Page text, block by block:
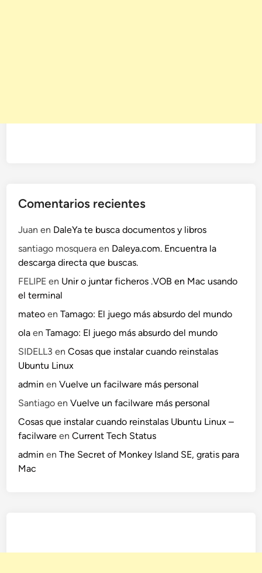
Comentarios recientes
Juan en DaleYa te busca documentos y libros
santiago mosquera en Daleya.com. Encuentra la
descarga directa que buscas.
FELIPE en Unir o juntar ficheros .VOB en Mac usando
el terminal
mateo enTamago: El juego más absurdo del mundo
ola enTamago: El juego más absurdo del mundo
SIDELL3 enCosas que instalar cuando reinstalas
Ubuntu Linux
admin enVuelve un facilware más personal
Santiago enVuelve un facilware más personal
Cosas que instalar cuando reinstalas Ubuntu Linux –
facilware enCurrent Tech Status
admin enThe Secret of Monkey Island SE, gratis para
Mac